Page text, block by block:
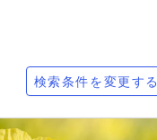
検索条件を変更する